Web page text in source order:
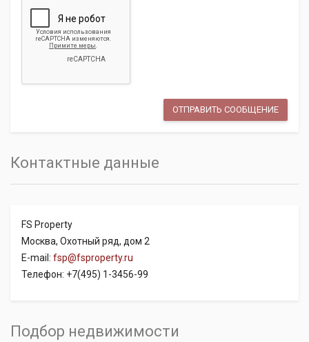
Контактные данные
FS Property
Москва, Охотный ряд, дом 2
E-mail: fsp@fsproperty.ru
Телефон: +7(495) 1-3456-99
Подбор недвижимости